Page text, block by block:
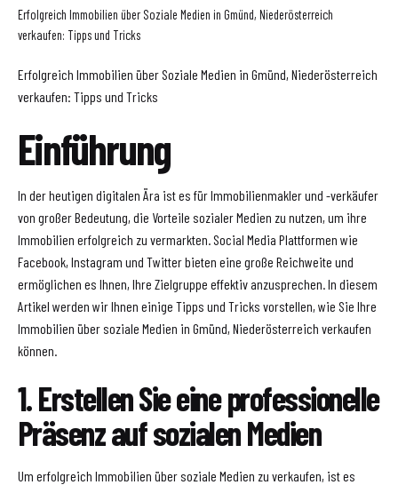
Erfolgreich Immobilien über Soziale Medien in Gmünd, Niederösterreich
verkaufen: Tipps und Tricks
Erfolgreich Immobilien über Soziale Medien in Gmünd, Niederösterreich
verkaufen: Tipps und Tricks
Einführung
In der heutigen digitalen Ära ist es für Immobilienmakler und -verkäufer
von großer Bedeutung, die Vorteile sozialer Medien zu nutzen, um ihre
Immobilien erfolgreich zu vermarkten. Social Media Plattformen wie
Facebook, Instagram und Twitter bieten eine große Reichweite und
ermöglichen es Ihnen, Ihre Zielgruppe effektiv anzusprechen. In diesem
Artikel werden wir Ihnen einige Tipps und Tricks vorstellen, wie Sie Ihre
Immobilien über soziale Medien in Gmünd, Niederösterreich verkaufen
können.
1. Erstellen Sie eine professionelle
Präsenz auf sozialen Medien
Um erfolgreich Immobilien über soziale Medien zu verkaufen, ist es